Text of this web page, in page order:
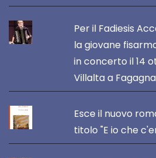
Per il Fadiesis
la giovane
in concerto il 14
Villalta a Fagagna
Esce il nuovo
titolo "E io che